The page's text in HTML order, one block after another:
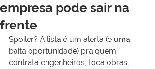
empresa pode sair na
frente
Spoiler? A lista é um alerta (e uma
baita oportunidade) pra quem
contrata engenheiros, toca obras,